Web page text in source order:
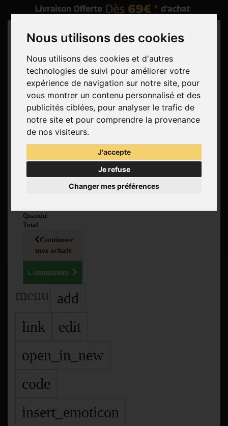
Nous utilisons des cookies
Nous utilisons des cookies et d'autres
technologies de suivi pour améliorer votre
expérience de navigation sur notre site, pour
vous montrer un contenu personnalisé et des
publicités ciblées, pour analyser le trafic de
notre site et pour comprendre la provenance
de nos visiteurs.
J'accepte
Je refuse
Changer mes préférences
Rechercher
Panier(vide)
Aucun produit
Livraison gratuite !
Livraison
Quantité
Total
Continuer
mes achats
Commander
menu
add
link
edit
open_in_new
code
insert_emoticon